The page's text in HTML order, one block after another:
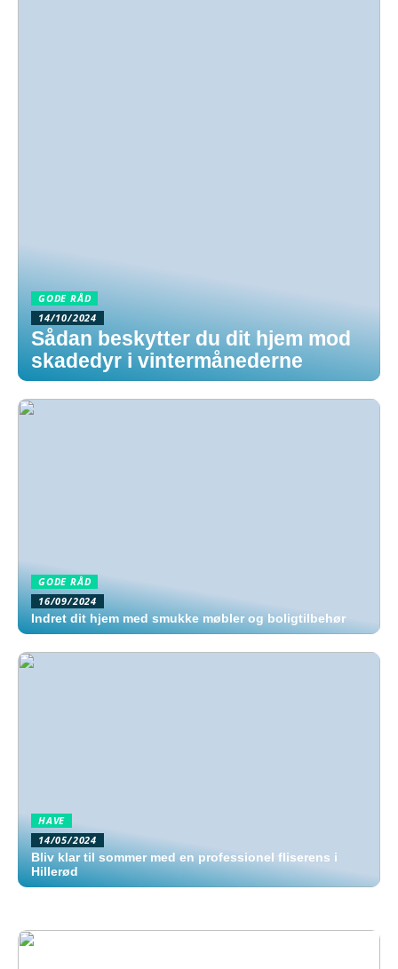
GODE RÅD
14/10/2024
Sådan beskytter du dit hjem mod
skadedyr i vintermånederne
GODE RÅD
16/09/2024
Indret dit hjem med smukke møbler og boligtilbehør
HAVE
14/05/2024
Bliv klar til sommer med en professionel fliserens i
Hillerød